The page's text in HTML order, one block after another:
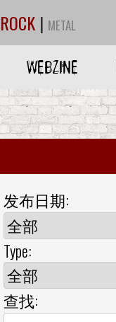
ROCK | METAL
WEBZINE
发布日期:
Type:
查找: